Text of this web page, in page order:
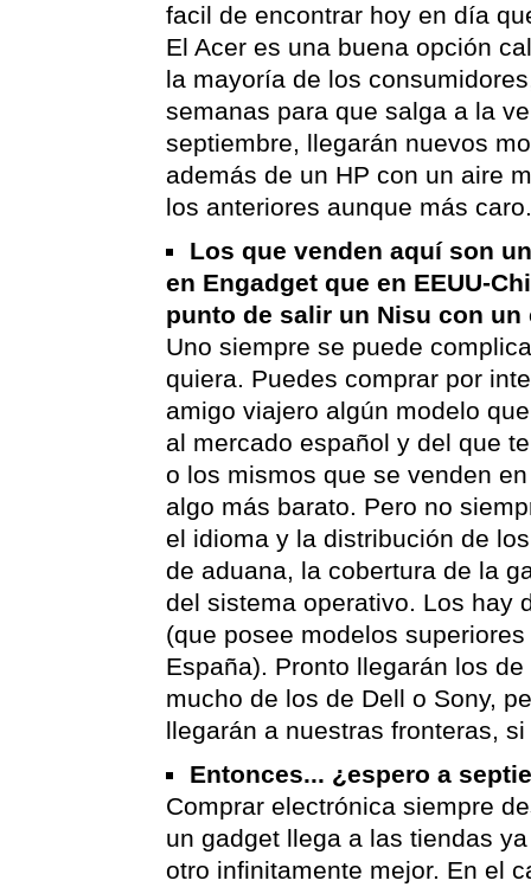
facil de encontrar hoy en día
El Acer es una buena opción
la mayoría de los
semanas para que salga a la
septiembre, llegarán nuevos
además de un HP con un aire
los anteriores aunque más caro.
Los que venden aquí son
en Engadget que en EEUU-
punto de salir un Nisu con un
Uno siempre se puede
quiera. Puedes comprar por
amigo viajero algún modelo
al mercado español y del que
o los mismos que se venden
algo más barato. Pero no
el idioma y la distribución de
de aduana, la cobertura de la
del sistema operativo. Los hay
(que posee modelos
España). Pronto llegarán los de
mucho de los de Dell o Sony,
llegarán a nuestras fronteras,
Entonces... ¿espero a
Comprar electrónica siempre
un gadget llega a las tiendas
otro infinitamente mejor. En el